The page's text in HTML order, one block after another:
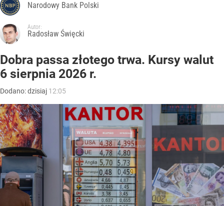
Narodowy Bank Polski
Autor:
Radosław Święcki
Dobra passa złotego trwa. Kursy walut
6 sierpnia 2026 r.
Dodano:dzisiaj 12:05